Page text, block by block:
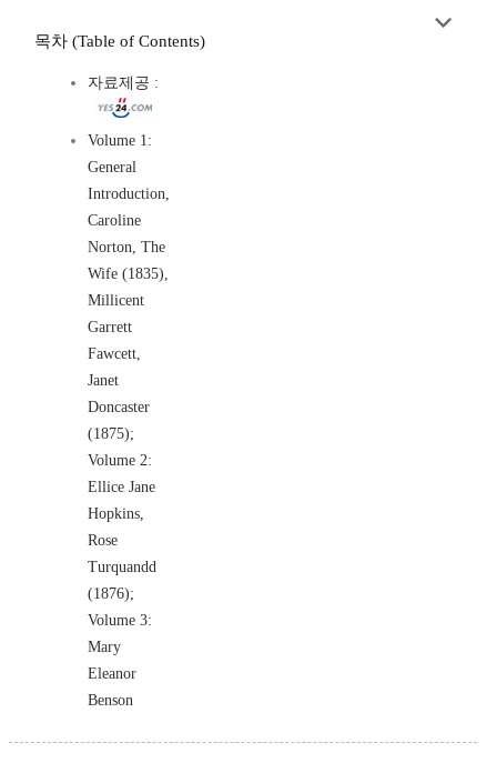
목차 (Table of Contents)
자료제공 :
Volume 1:
General
Introduction,
Caroline
Norton, The
Wife (1835),
Millicent
Garrett
Fawcett,
Janet
Doncaster
(1875);
Volume 2:
Ellice Jane
Hopkins,
Rose
Turquandd
(1876);
Volume 3:
Mary
Eleanor
Benson